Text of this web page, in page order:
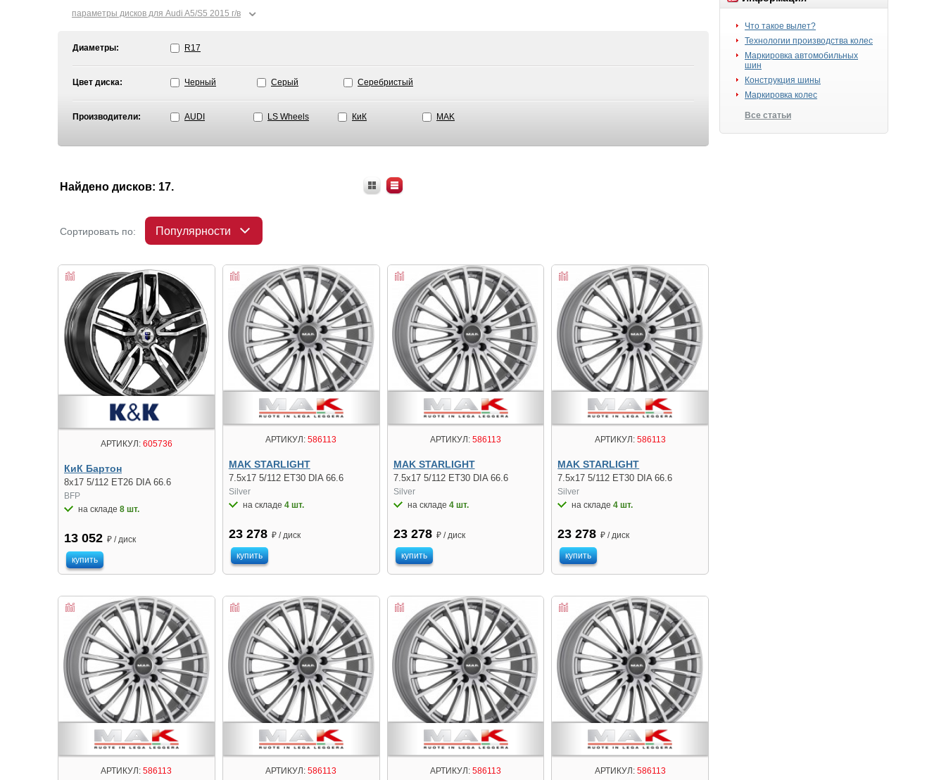
Что такое вылет?
Технологии производства колес
Маркировка автомобильных
шин
Конструкция шины
Маркировка колес
Все статьи
параметры дисков для Audi A5/S5 2015 г/в ⌄
Диаметры: R17
Цвет диска: Черный Серый Серебристый
Производители: AUDI LS Wheels КиК MAK
Найдено дисков: 17.
Сортировать по: Популярности
АРТИКУЛ:605736
КиК Бартон
8x17 5/112 ET26 DIA 66.6
BFP
на складе 8 шт.
13 052 ₽ / диск
купить
АРТИКУЛ: 586113
MAK STARLIGHT
7.5x17 5/112 ET30 DIA 66.6
Silver
на складе 4 шт.
23 278 ₽ / диск
купить
АРТИКУЛ:586113
MAK STARLIGHT
7.5x17 5/112 ET30 DIA 66.6
Silver
на складе 4 шт.
23 278 ₽ / диск
купить
АРТИКУЛ:586113
MAK STARLIGHT
7.5x17 5/112 ET30 DIA 66.6
Silver
на складе4 шт.
23 278 ₽ / диск
купить
АРТИКУЛ: 586113 АРТИКУЛ: 586113 АРТИКУЛ:586113 АРТИКУЛ:586113